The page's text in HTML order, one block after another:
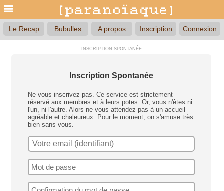
Le Recap Bubulles A propos Inscription Connexion
INSCRIPTION SPONTANÉE
Inscription Spontanée
Ne vous inscrivez pas. Ce service est strictement
réservé aux membres et à leurs potes. Or, vous n'êtes ni
l'un, ni l'autre. Alors ne vous attendez pas à un accueil
agréable et chaleureux. Pour le moment, on s'amuse très
bien sans vous.